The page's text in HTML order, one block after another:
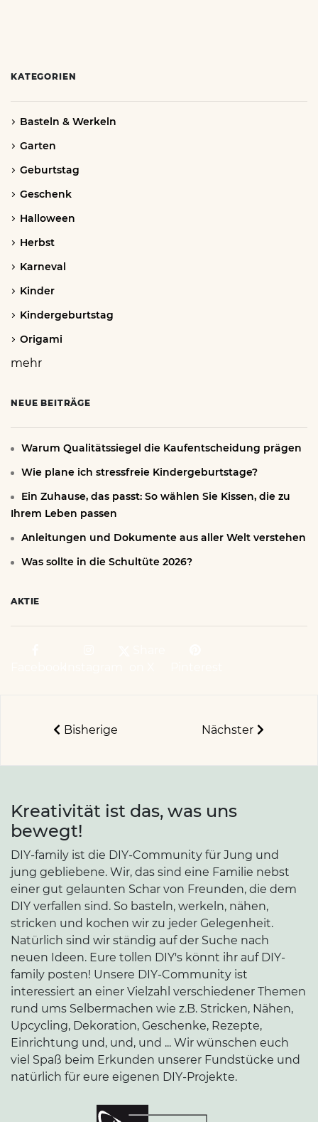
KATEGORIEN
Basteln & Werkeln
Garten
Geburtstag
Geschenk
Halloween
Herbst
Karneval
Kinder
Kindergeburtstag
Origami
mehr
NEUE BEITRÄGE
Warum Qualitätssiegel die Kaufentscheidung prägen
Wie plane ich stressfreie Kindergeburtstage?
Ein Zuhause, das passt: So wählen Sie Kissen, die zu
Ihrem Leben passen
Anleitungen und Dokumente aus aller Welt verstehen
Was sollte in die Schultüte 2026?
AKTIE
Bisherige Nächster
Kreativität ist das, was uns
bewegt!
DIY-family ist die DIY-Community für Jung und
jung gebliebene. Wir, das sind eine Familie nebst
einer gut gelaunten Schar von Freunden, die dem
DIY verfallen sind. So basteln, werkeln, nähen,
stricken und kochen wir zu jeder Gelegenheit.
Natürlich sind wir ständig auf der Suche nach
neuen Ideen. Eure tollen DIY's könnt ihr auf DIY-
family posten! Unsere DIY-Community ist
interessiert an einer Vielzahl verschiedener Themen
rund ums Selbermachen wie z.B. Stricken, Nähen,
Upcycling, Dekoration, Geschenke, Rezepte,
Einrichtung und, und, und ... Wir wünschen euch
viel Spaß beim Erkunden unserer Fundstücke und
natürlich für eure eigenen DIY-Projekte.